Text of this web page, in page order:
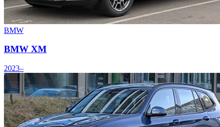
BMW
BMW XM
2023–